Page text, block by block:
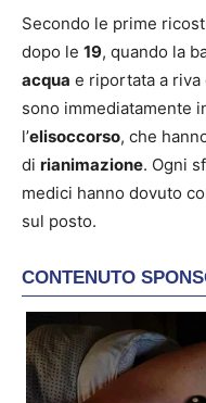
Secondo le prime
dopo le 19, quando la
acqua e riportata a riva
sono immediatamente
l’elisoccorso, che
di rianimazione. Ogni
medici hanno dovuto
sul posto.